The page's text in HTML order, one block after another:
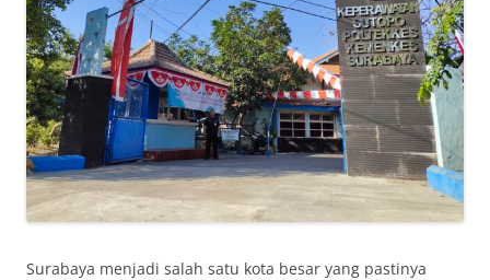
Surabaya menjadi salah satu kota besar yang pastinya